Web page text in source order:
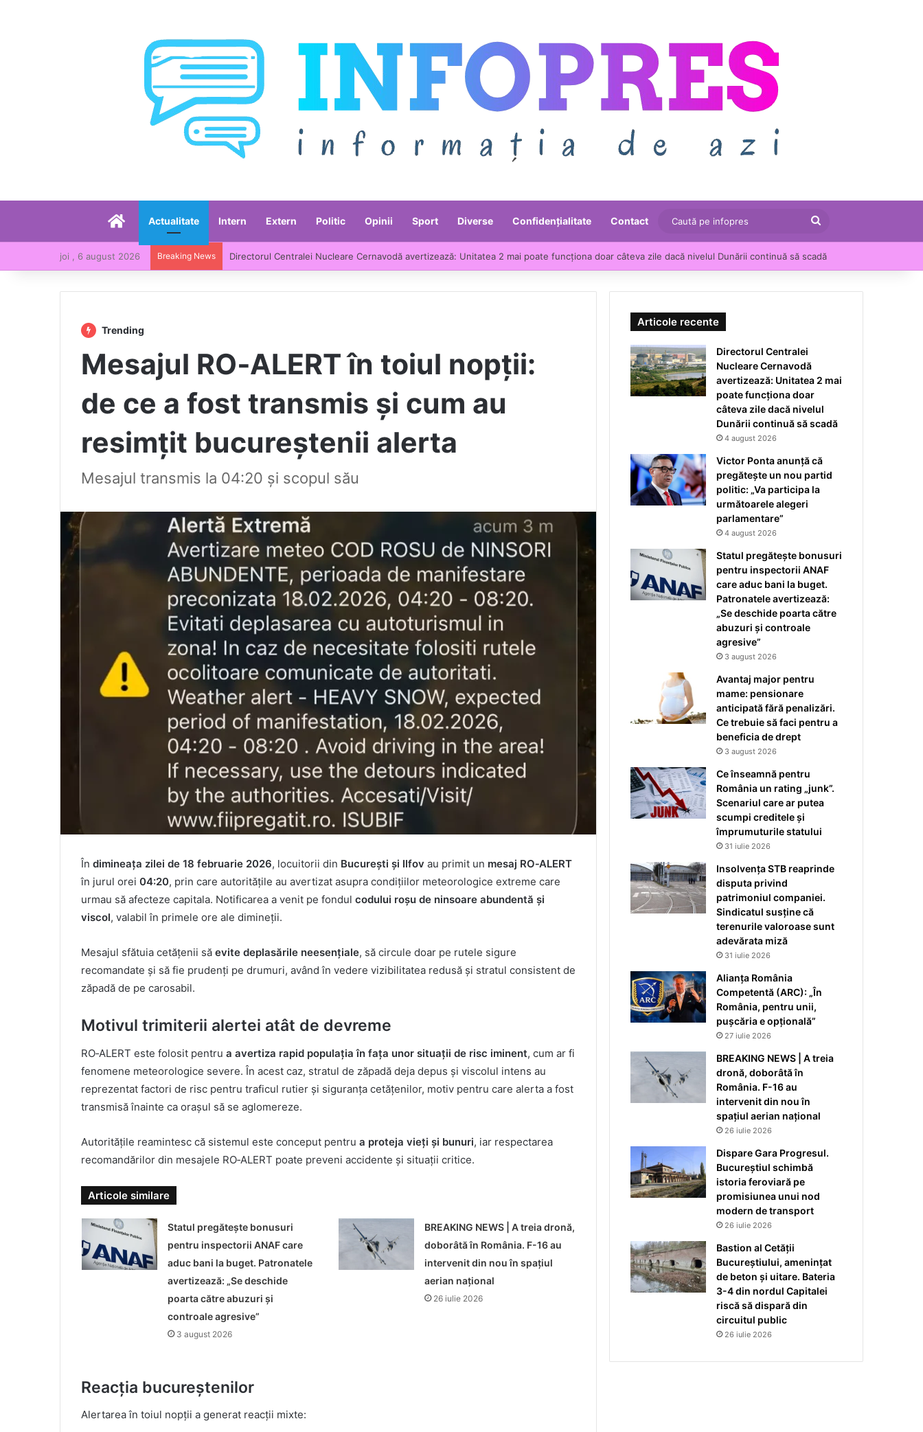
AcasăActualitate Intern Extern Politic Opinii Sport Diverse Confidențialitate Contact
Caută
pe
infopres
joi , 6 august 2026 Breaking News Directorul Centralei Nucleare Cernavodă avertizează: Unitatea 2 mai poate funcționa doar câteva zile dacă nivelul Dunării continuă să scadă
Trending
Mesajul RO‑ALERT în toiul nopții:
de ce a fost transmis și cum au
resimțit bucureștenii alerta
Mesajul transmis la 04:20 și scopul său
În dimineața zilei de 18 februarie 2026, locuitorii din București și Ilfov au primit un mesaj RO‑ALERT
în jurul orei 04:20, prin care autoritățile au avertizat asupra condițiilor meteorologice extreme care
urmau să afecteze capitala. Notificarea a venit pe fondul codului roșu de ninsoare abundentă și
viscol, valabil în primele ore ale dimineții.
Mesajul sfătuia cetățenii să evite deplasările neesențiale, să circule doar pe rutele sigure
recomandate și să fie prudenți pe drumuri, având în vedere vizibilitatea redusă și stratul consistent de
zăpadă de pe carosabil.
Motivul trimiterii alertei atât de devreme
RO‑ALERT este folosit pentru a avertiza rapid populația în fața unor situații de risc iminent, cum ar fi
fenomene meteorologice severe. În acest caz, stratul de zăpadă deja depus și viscolul intens au
reprezentat factori de risc pentru traficul rutier și siguranța cetățenilor, motiv pentru care alerta a fost
transmisă înainte ca orașul să se aglomereze.
Autoritățile reamintesc că sistemul este conceput pentru a proteja vieți și bunuri, iar respectarea
recomandărilor din mesajele RO‑ALERT poate preveni accidente și situații critice.
Articole similare
Statul pregătește bonusuri
pentru inspectorii ANAF care
aduc bani la buget. Patronatele
avertizează: „Se deschide
poarta către abuzuri și
controale agresive”
3 august 2026
BREAKING NEWS | A treia dronă,
doborâtă în România. F-16 au
intervenit din nou în spațiul
aerian național
26 iulie 2026
Reacția bucureștenilor
Alertarea în toiul nopții a generat reacții mixte:
Articole recente
Directorul Centralei
Nucleare Cernavodă
avertizează: Unitatea 2 mai
poate funcționa doar
câteva zile dacă nivelul
Dunării continuă să scadă
4 august 2026
Victor Ponta anunță că
pregătește un nou partid
politic: „Va participa la
următoarele alegeri
parlamentare”
4 august 2026
Statul pregătește bonusuri
pentru inspectorii ANAF
care aduc bani la buget.
Patronatele avertizează:
„Se deschide poarta către
abuzuri și controale
agresive”
3 august 2026
Avantaj major pentru
mame: pensionare
anticipată fără penalizări.
Ce trebuie să faci pentru a
beneficia de drept
3 august 2026
Ce înseamnă pentru
România un rating „junk”.
Scenariul care ar putea
scumpi creditele și
împrumuturile statului
31 iulie 2026
Insolvența STB reaprinde
disputa privind
patrimoniul companiei.
Sindicatul susține că
terenurile valoroase sunt
adevărata miză
31 iulie 2026
Alianța România
Competentă (ARC): „În
România, pentru unii,
pușcăria e opțională”
27 iulie 2026
BREAKING NEWS | A treia
dronă, doborâtă în
România. F-16 au
intervenit din nou în
spațiul aerian național
26 iulie 2026
Dispare Gara Progresul.
Bucureștiul schimbă
istoria feroviară pe
promisiunea unui nod
modern de transport
26 iulie 2026
Bastion al Cetății
Bucureștiului, amenințat
de beton și uitare. Bateria
3-4 din nordul Capitalei
riscă să dispară din
circuitul public
26 iulie 2026